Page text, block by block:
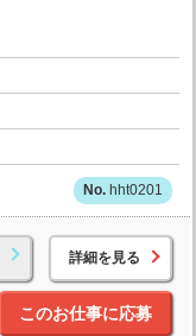
hht0201
詳細を見る
このお仕事に応募